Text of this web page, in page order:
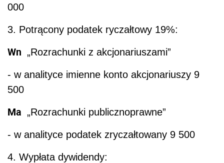
000
3. Potrącony podatek ryczałtowy 19%:
Wn „Rozrachunki z akcjonariuszami”
- w analityce imienne konto akcjonariuszy 9
500
Ma „Rozrachunki publicznoprawne”
- w analityce podatek zryczałtowany 9 500
4. Wypłata dywidendy: